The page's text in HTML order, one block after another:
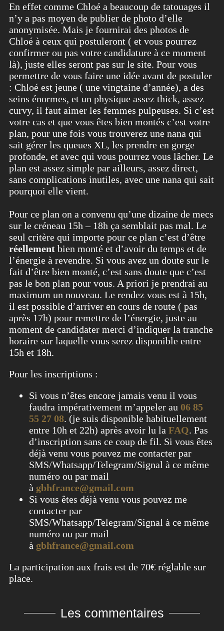
En effet comme Chloé a beaucoup de tatouages il
n’y a pas moyen de publier de photo d’elle
anonymisée. Mais je fournirai des photos de
Chloé à ceux qui postuleront ( et vous pourrez
confirmer ou pas votre candidature à ce moment
là), juste elles seront pas sur le site. Pour vous
permettre de vous faire une idée avant de postuler
: Chloé est jeune ( une vingtaine d’année), a des
seins énormes, et un physique assez thick, assez
curvy, il faut aimer les femmes pulpeuses. Si c’est
votre cas et que vous êtes bien montés c’est votre
plan, pour une fois vous trouverez une nana qui
sait gérer les queues XL, les prendre en gorge
profonde, et avec qui vous pourrez vous lâcher. Le
plan est assez simple par ailleurs, assez direct,
sans complications inutiles, avec une nana qui sait
pourquoi elle vient.
Pour ce plan on a convenu qu’une dizaine de mecs
sur le créneau 15h – 18h ça semblait pas mal. Le
seul critère qui importe pour ce plan c’est d’être
réellement bien monté et d’avoir du temps et de
l’énergie à revendre. Si vous avez un doute sur le
fait d’être bien monté, c’est sans doute que c’est
pas le bon plan pour vous. A priori je prendrai au
maximum un nouveau. Le rendez vous est à 15h,
il est possible d’arriver en cours de route ( pas
après 17h) pour remettre de l’énergie, juste au
moment de candidater merci d’indiquer la tranche
horaire sur laquelle vous serez disponible entre
15h et 18h.
Pour les inscriptions :
Si vous n’êtes encore jamais venu il vous
faudra impérativement m’appeler au 06 85
55 27 08. (je suis disponible habituellement
entre 10h et 22h) après avoir lu la FAQ. Pas
d’inscription sans ce coup de fil. Si vous êtes
déjà venu vous pouvez me contacter par
SMS/Whatsapp/Telegram/Signal à ce même
numéro ou par mail
à gbhfrance@gmail.com
Si vous êtes déjà venu vous pouvez me
contacter par
SMS/Whatsapp/Telegram/Signal à ce même
numéro ou par mail
à gbhfrance@gmail.com
La participation aux frais est de 70€ réglable sur
place.
Les commentaires